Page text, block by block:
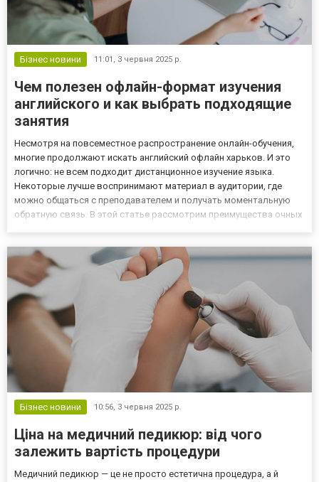
Бізнес новини 11:01, 3 червня 2025 р.
Чем полезен офлайн-формат изучения
английского и как выбрать подходящие
занятия
Несмотря на повсеместное распространение онлайн-обучения,
многие продолжают искать английский офлайн харьков. И это
логично: не всем подходит дистанционное изучение языка.
Некоторые лучше воспринимают материал в аудитории, где
можно общаться с преподавателем и получать моментальную
обратную связь. В этой статье рассмотрим преимущества очных
Бізнес новини 10:56, 3 червня 2025 р.
Ціна на медичний педикюр: від чого
залежить вартість процедури
Медичний педикюр — це не просто естетична процедура, а й